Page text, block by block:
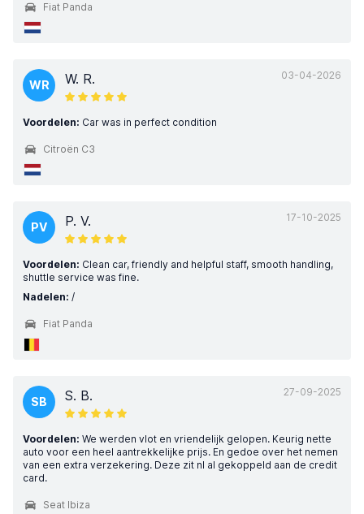
Fiat Panda
03-04-2026
WR W. R.
Voordelen: Car was in perfect condition
Citroën C3
17-10-2025
PV P. V.
Voordelen: Clean car, friendly and helpful staff, smooth handling,
shuttle service was fine.
Nadelen: /
Fiat Panda
27-09-2025
SB S. B.
Voordelen: We werden vlot en vriendelijk gelopen. Keurig nette
auto voor een heel aantrekkelijke prijs. En gedoe over het nemen
van een extra verzekering. Deze zit nl al gekoppeld aan de credit
card.
Seat Ibiza